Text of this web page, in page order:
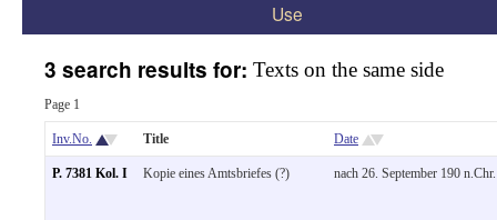
Use
3 search results for: Texts on the same side
Page 1
Inv.No. Title Date
P. 7381 Kol. I Kopie eines Amtsbriefes (?) nach 26. September 190 n.Chr.